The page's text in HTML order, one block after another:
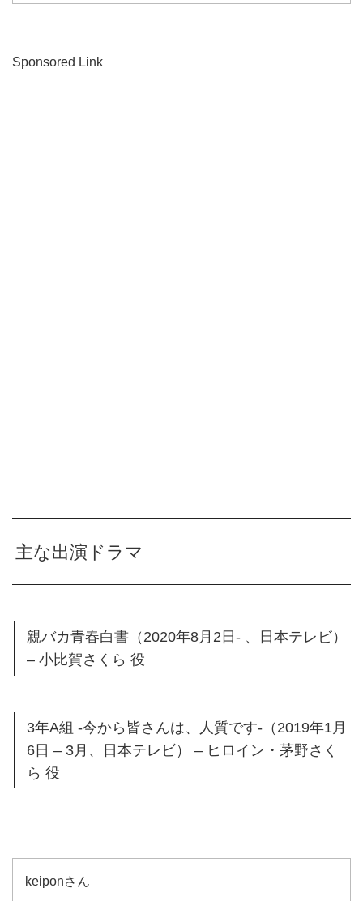
Sponsored Link
主な出演ドラマ
親バカ青春白書（2020年8月2日- 、日本テレビ）
– 小比賀さくら 役
3年A組 -今から皆さんは、人質です-（2019年1月
6日 – 3月、日本テレビ） – ヒロイン・茅野さく
ら 役
keiponさん